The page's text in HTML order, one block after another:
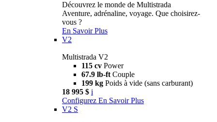
Découvrez le monde de Multistrada
Aventure, adrénaline, voyage. Que choisirez-
vous ?
En Savoir Plus
V2
Multistrada V2
115 cv Power
67.9 lb-ft Couple
199 kg Poids à vide (sans carburant)
18 995 $ i
Configurez En Savoir Plus
V2 S